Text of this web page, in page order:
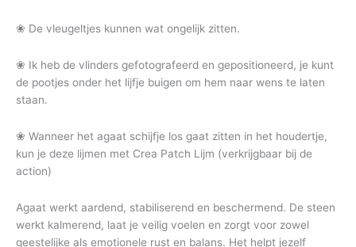
❀ De vleugeltjes kunnen wat ongelijk zitten.
❀ Ik heb de vlinders gefotografeerd en gepositioneerd, je kunt
de pootjes onder het lijfje buigen om hem naar wens te laten
staan.
❀ Wanneer het agaat schijfje los gaat zitten in het houdertje,
kun je deze lijmen met Crea Patch Lijm (verkrijgbaar bij de
action)
Agaat werkt aardend, stabiliserend en beschermend. De steen
werkt kalmerend, laat je veilig voelen en zorgt voor zowel
geestelijke als emotionele rust en balans. Het helpt jezelf